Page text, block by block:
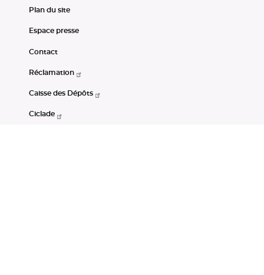
Plan du site
Espace presse
Contact
Réclamation
Caisse des Dépôts
Ciclade